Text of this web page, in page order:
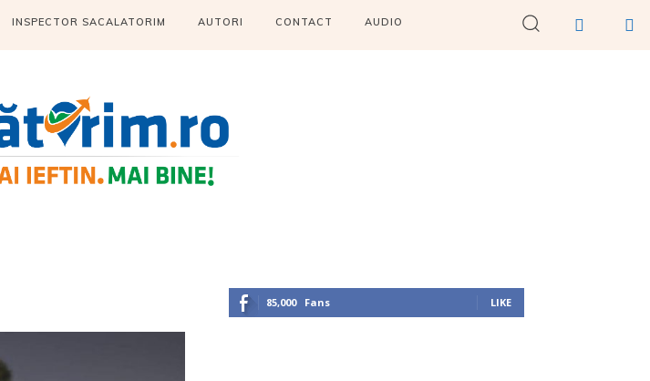
INSPECTOR SACALATORIM AUTORI CONTACT AUDIO
85,000 Fans LIKE